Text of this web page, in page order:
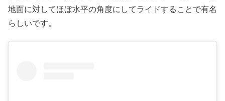
地面に対してほぼ水平の角度にしてライドすることで有名
らしいです。